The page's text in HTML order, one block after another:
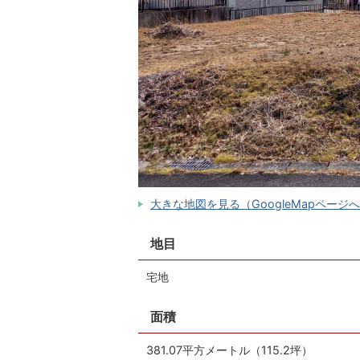
大きな地図を見る（GoogleMapページ
地目
宅地
面積
381.07平方メートル（115.2坪）